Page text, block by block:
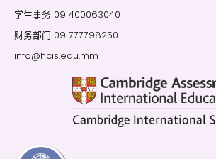
学生事务 09 400063040
财务部门 09 777798250
info@hcis.edu.mm